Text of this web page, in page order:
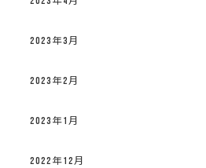
2023年3月
2023年2月
2023年1月
2022年12月